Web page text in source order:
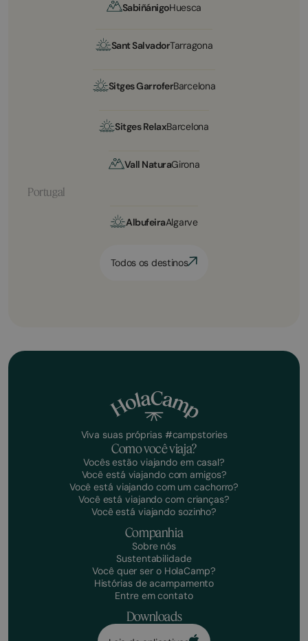
SabiñánigoHuesca
Sant SalvadorTarragona
Sitges GarroferBarcelona
Sitges RelaxBarcelona
Vall NaturaGirona
Portugal
AlbufeiraAlgarve
Todos os destinos
Viva suas próprias #campstories
Como você viaja?
Vocês estão viajando em casal?
Você está viajando com amigos?
Você está viajando com um cachorro?
Você está viajando com crianças?
Você está viajando sozinho?
Companhia
Sobre nós
Sustentabilidade
Você quer ser o HolaCamp?
Histórias de acampamento
Entre em contato
Downloads